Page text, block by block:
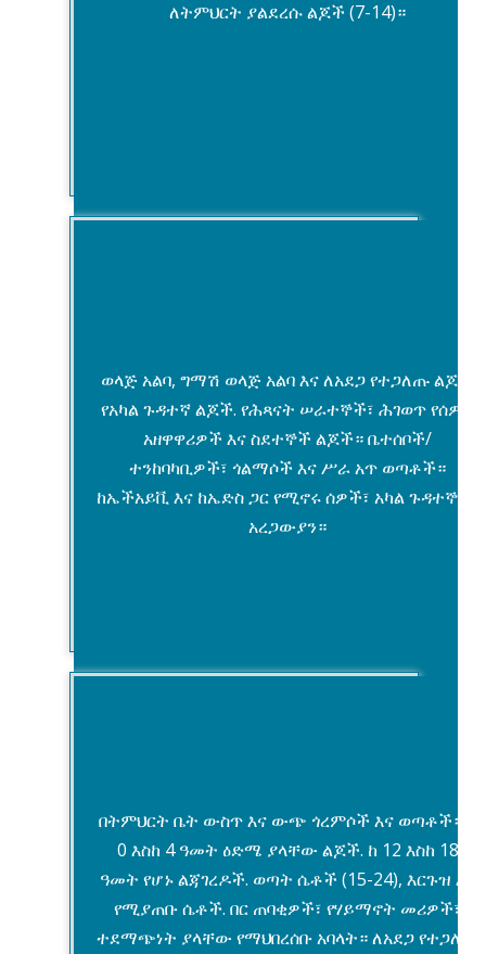
ለትምህርት ያልደረሱ ልጆች (7-14)።
ወላጅ አልባ, ግማሽ ወላጅ አልባ እና ለአደጋ የተጋለጡ ልጆች.
የአካል ጉዳተኛ ልጆች. የሕጻናት ሠራተኞች፣ ሕገወጥ የሰዎች
አዘዋዋሪዎች እና ስደተኞች ልጆች። ቤተሰቦች/
ተንከባካቢዎች፣ ጎልማሶች እና ሥራ አጥ ወጣቶች።
ከኤችአይቪ እና ከኤድስ ጋር የሚኖሩ ሰዎች፣ አካል ጉዳተኞች፣
አረጋውያን።
በትምህርት ቤት ውስጥ እና ውጭ ጎረምሶች እና ወጣቶች። ከ
0 እስከ 4 ዓመት ዕድሜ ያላቸው ልጆች. ከ 12 እስከ 18
ዓመት የሆኑ ልጃገረዶች. ወጣት ሴቶች (15-24), እርጉዝ እና
የሚያጠቡ ሴቶች. በር ጠባቂዎች፣ የሃይማኖት መሪዎች፣
ተደማጭነት ያላቸው የማህበረሰቡ አባላት። ለአደጋ የተጋለጡ